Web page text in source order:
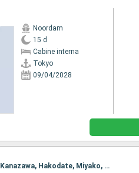
Noordam
15 d
Cabine interna
Tokyo
09/04/2028
Itinerário : Tokyo, Shimizu, Osaka, Hiroshima, Pusan, Sakai-Minato, Maizuru, Kanazawa, Hakodate, Miyako, hittachinaka, Tokyo, Shimizu, Osaka, kochi, Fukuoka, Yeosu, Maizuru, Niigata, Hakodate, aomori, Miyako, Tokyo